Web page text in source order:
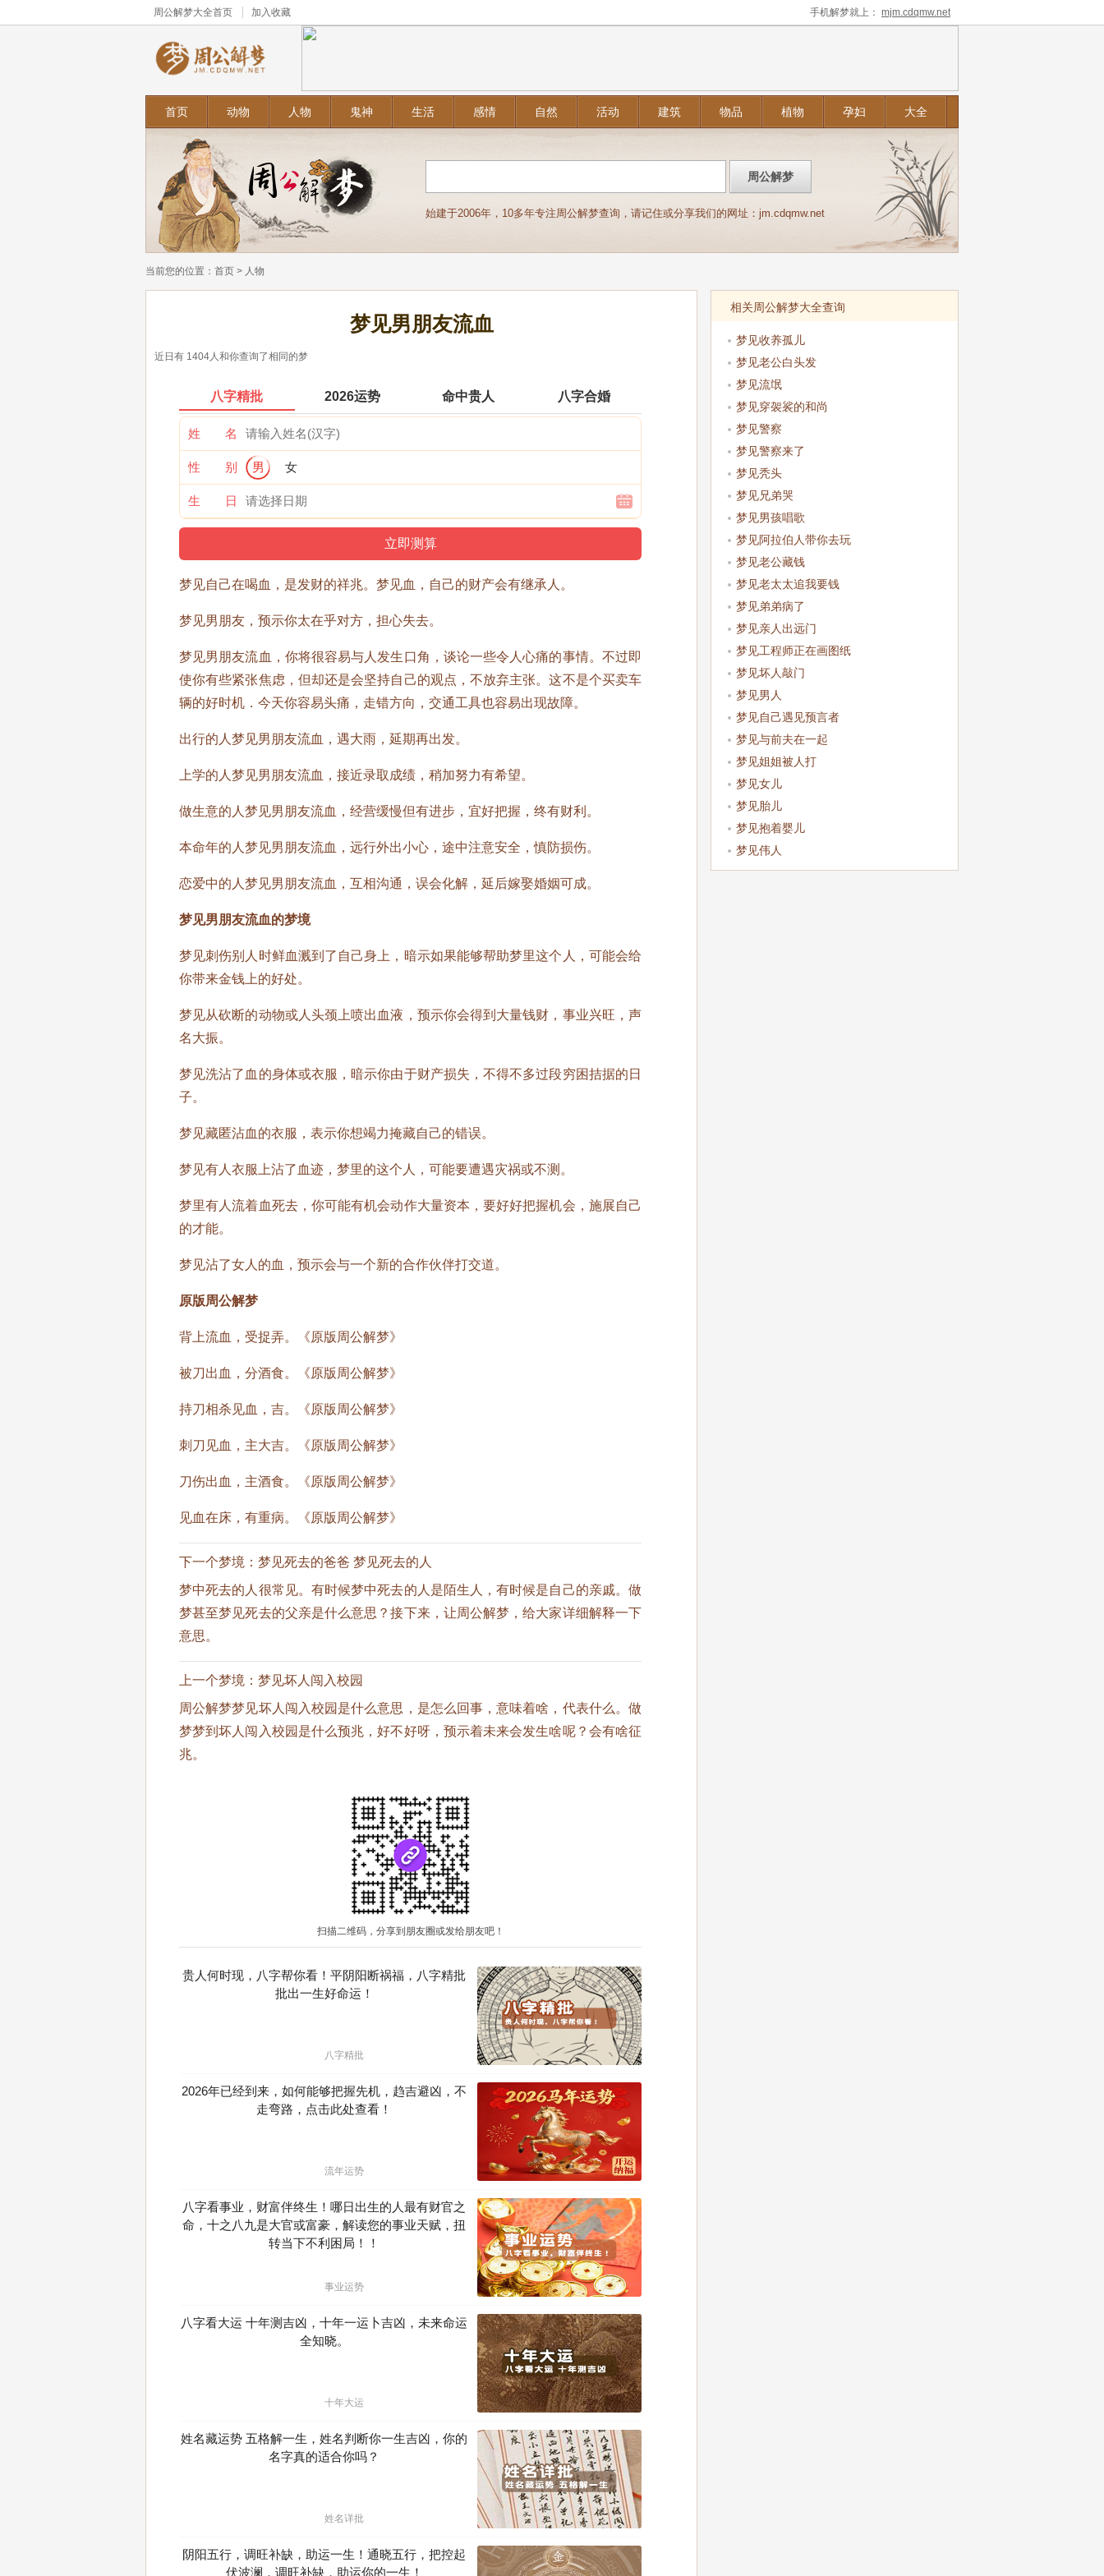
周公解梦大全首页 加入收藏 手机解梦就上： mjm.cdqmw.net
首页 动物 人物 鬼神 生活 感情 自然 活动 建筑 物品 植物 孕妇 大全
始建于2006年，10多年专注周公解梦查询，请记住或分享我们的网址：jm.cdqmw.net
当前您的位置： 首页 > 人物
梦见男朋友流血
近日有 1404人和你查询了相同的梦
八字精批 2026运势 命中贵人 八字合婚
姓 名
性 别 男 女
生 日
梦见自己在喝血，是发财的祥兆。梦见血，自己的财产会有继承人。
梦见男朋友，预示你太在乎对方，担心失去。
梦见男朋友流血，你将很容易与人发生口角，谈论一些令人心痛的事情。不过即
使你有些紧张焦虑，但却还是会坚持自己的观点，不放弃主张。这不是个买卖车
辆的好时机．今天你容易头痛，走错方向，交通工具也容易出现故障。
出行的人梦见男朋友流血，遇大雨，延期再出发。
上学的人梦见男朋友流血，接近录取成绩，稍加努力有希望。
做生意的人梦见男朋友流血，经营缓慢但有进步，宜好把握，终有财利。
本命年的人梦见男朋友流血，远行外出小心，途中注意安全，慎防损伤。
恋爱中的人梦见男朋友流血，互相沟通，误会化解，延后嫁娶婚姻可成。
梦见男朋友流血的梦境
梦见刺伤别人时鲜血溅到了自己身上，暗示如果能够帮助梦里这个人，可能会给
你带来金钱上的好处。
梦见从砍断的动物或人头颈上喷出血液，预示你会得到大量钱财，事业兴旺，声
名大振。
梦见洗沾了血的身体或衣服，暗示你由于财产损失，不得不多过段穷困拮据的日
子。
梦见藏匿沾血的衣服，表示你想竭力掩藏自己的错误。
梦见有人衣服上沾了血迹，梦里的这个人，可能要遭遇灾祸或不测。
梦里有人流着血死去，你可能有机会动作大量资本，要好好把握机会，施展自己
的才能。
梦见沾了女人的血，预示会与一个新的合作伙伴打交道。
原版周公解梦
背上流血，受捉弄。《原版周公解梦》
被刀出血，分酒食。《原版周公解梦》
持刀相杀见血，吉。《原版周公解梦》
刺刀见血，主大吉。《原版周公解梦》
刀伤出血，主酒食。《原版周公解梦》
见血在床，有重病。《原版周公解梦》
下一个梦境： 梦见死去的爸爸 梦见死去的人
梦中死去的人很常见。有时候梦中死去的人是陌生人，有时候是自己的亲戚。做
梦甚至梦见死去的父亲是什么意思？接下来，让周公解梦，给大家详细解释一下
意思。
上一个梦境： 梦见坏人闯入校园
周公解梦梦见坏人闯入校园是什么意思，是怎么回事，意味着啥，代表什么。做
梦梦到坏人闯入校园是什么预兆，好不好呀，预示着未来会发生啥呢？会有啥征
兆。
扫描二维码，分享到朋友圈或发给朋友吧！
贵人何时现，八字帮你看！平阴阳断祸福，八字精批
批出一生好命运！
八字精批
2026年已经到来，如何能够把握先机，趋吉避凶，不
走弯路，点击此处查看！
流年运势
八字看事业，财富伴终生！哪日出生的人最有财官之
命，十之八九是大官或富豪，解读您的事业天赋，扭
转当下不利困局！！
事业运势
八字看大运 十年测吉凶，十年一运卜吉凶，未来命运
全知晓。
十年大运
姓名藏运势 五格解一生，姓名判断你一生吉凶，你的
名字真的适合你吗？
姓名详批
阴阳五行，调旺补缺，助运一生！通晓五行，把控起
伏波澜，调旺补缺，助运你的一生！
相关周公解梦大全查询
梦见收养孤儿
梦见老公白头发
梦见流氓
梦见穿袈裟的和尚
梦见警察
梦见警察来了
梦见秃头
梦见兄弟哭
梦见男孩唱歌
梦见阿拉伯人带你去玩
梦见老公藏钱
梦见老太太追我要钱
梦见弟弟病了
梦见亲人出远门
梦见工程师正在画图纸
梦见坏人敲门
梦见男人
梦见自己遇见预言者
梦见与前夫在一起
梦见姐姐被人打
梦见女儿
梦见胎儿
梦见抱着婴儿
梦见伟人